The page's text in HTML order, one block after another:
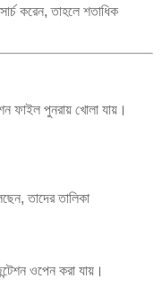
করেন, তাহলে শতাধিক
ফাইল পুনরায় খোলা যায়।
তাদের তালিকা
ওপেন করা যায়।